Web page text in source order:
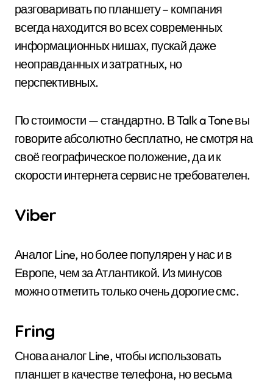
разговаривать по планшету – компания
всегда находится во всех современных
информационных нишах, пускай даже
неоправданных и затратных, но
перспективных.
По стоимости — стандартно. В Talk a Tone вы
говорите абсолютно бесплатно, не смотря на
своё географическое положение, да и к
скорости интернета сервис не требователен.
Viber
Аналог Line, но более популярен у нас и в
Европе, чем за Атлантикой. Из минусов
можно отметить только очень дорогие смс.
Fring
Снова аналог Line, чтобы использовать
планшет в качестве телефона, но весьма